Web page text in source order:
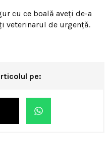
cu ce boală aveți de-a
veterinarul de urgență.
pe: